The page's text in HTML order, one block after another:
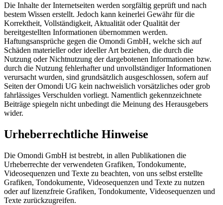
Die Inhalte der Internetseiten werden sorgfältig geprüft und nach
bestem Wissen erstellt. Jedoch kann keinerlei Gewähr für die
Korrektheit, Vollständigkeit, Aktualität oder Qualität der
bereitgestellten Informationen übernommen werden.
Haftungsansprüche gegen die Omondi GmbH, welche sich auf
Schäden materieller oder ideeller Art beziehen, die durch die
Nutzung oder Nichtnutzung der dargebotenen Informationen bzw.
durch die Nutzung fehlerhafter und unvollständiger Informationen
verursacht wurden, sind grundsätzlich ausgeschlossen, sofern auf
Seiten der Omondi UG kein nachweislich vorsätzliches oder grob
fahrlässiges Verschulden vorliegt. Namentlich gekennzeichnete
Beiträge spiegeln nicht unbedingt die Meinung des Herausgebers
wider.
Urheberrechtliche Hinweise
Die Omondi GmbH ist bestrebt, in allen Publikationen die
Urheberrechte der verwendeten Grafiken, Tondokumente,
Videosequenzen und Texte zu beachten, von uns selbst erstellte
Grafiken, Tondokumente, Videosequenzen und Texte zu nutzen
oder auf lizenzfreie Grafiken, Tondokumente, Videosequenzen und
Texte zurückzugreifen.